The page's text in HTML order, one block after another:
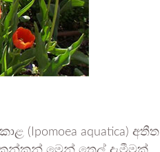
(Ipomoea aquatica) අතීත